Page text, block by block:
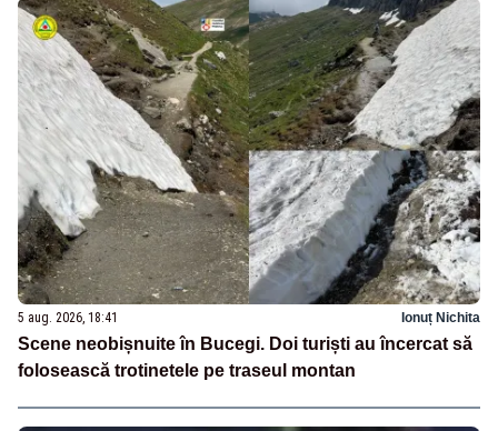
5 aug. 2026, 18:41 Ionuț Nichita
Scene neobișnuite în Bucegi. Doi turiști au încercat să
folosească trotinetele pe traseul montan